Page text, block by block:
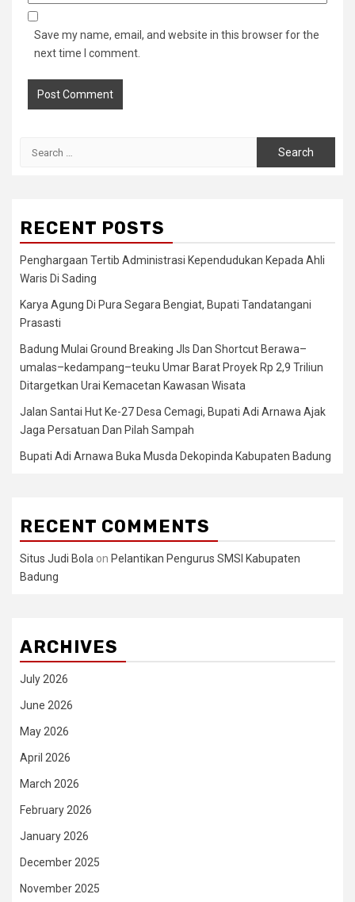
Save my name, email, and website in this browser for the
next time I comment.
RECENT POSTS
Penghargaan Tertib Administrasi Kependudukan Kepada Ahli
Waris Di Sading
Karya Agung Di Pura Segara Bengiat, Bupati Tandatangani
Prasasti
Badung Mulai Ground Breaking Jls Dan Shortcut Berawa–
umalas–kedampang–teuku Umar Barat Proyek Rp 2,9 Triliun
Ditargetkan Urai Kemacetan Kawasan Wisata
Jalan Santai Hut Ke-27 Desa Cemagi, Bupati Adi Arnawa Ajak
Jaga Persatuan Dan Pilah Sampah
Bupati Adi Arnawa Buka Musda Dekopinda Kabupaten Badung
RECENT COMMENTS
Situs Judi Bola on Pelantikan Pengurus SMSI Kabupaten
Badung
ARCHIVES
July 2026
June 2026
May 2026
April 2026
March 2026
February 2026
January 2026
December 2025
November 2025